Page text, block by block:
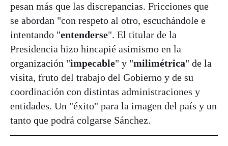
pesan más que las discrepancias. Fricciones que
se abordan "con respeto al otro, escuchándole e
intentando "entenderse". El titular de la
Presidencia hizo hincapié asimismo en la
organización "impecable" y "milimétrica" de la
visita, fruto del trabajo del Gobierno y de su
coordinación con distintas administraciones y
entidades. Un "éxito" para la imagen del país y un
tanto que podrá colgarse Sánchez.